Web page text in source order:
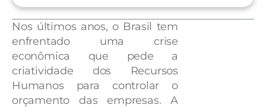
Nos últimos anos, o Brasil tem
enfrentado uma crise
econômica que pede a
criatividade dos Recursos
Humanos para controlar o
orçamento das empresas. A